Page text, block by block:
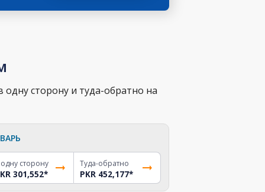
сторону и туда-обратно на
сторону
301,552*
Туда-обратно
PKR 452,177*